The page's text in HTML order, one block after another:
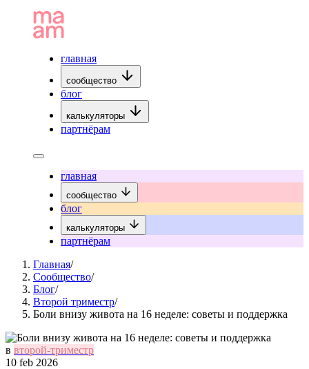
главная
сообщество
блог
калькуляторы
партнёрам
главная
сообщество
блог
калькуляторы
партнёрам
Главная/
Сообщество/
Блог/
Второй триместр/
Боли внизу живота на 16 неделе: советы и поддержка
в второй-триместр
10 feb 2026